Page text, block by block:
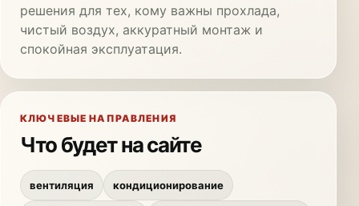
решения для тех, кому важны прохлада,
чистый воздух, аккуратный монтаж и
спокойная эксплуатация.
КЛЮЧЕВЫЕ НАПРАВЛЕНИЯ
Что будет на сайте
вентиляция кондиционирование